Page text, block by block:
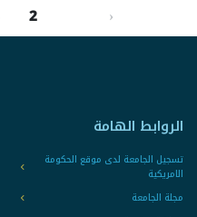
‹
2
الروابط الهامة
تسجيل الجامعة لدى موقع الحكومة
الامريكية
مجلة الجامعة